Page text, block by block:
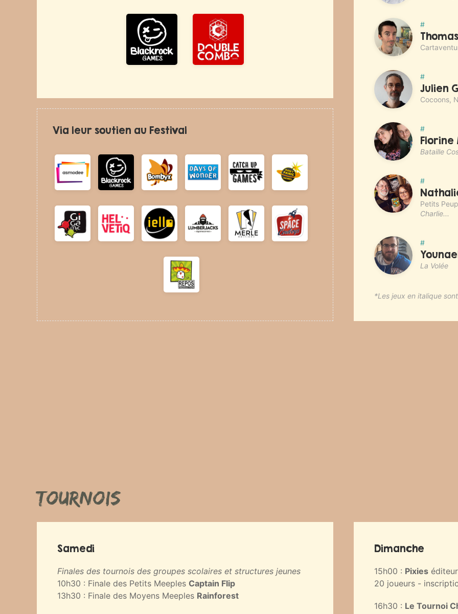
Via leur soutien au Festival
#
#
Julien
Cocoons,
#
Bataille
#
Petits
Charlie...
#
La Volée
*Les jeux en italique
Tournois
Samedi
Finales des tournois des groupes scolaires et structures jeunes
10h30 : Finale des Petits Meeples Captain Flip
13h30 : Finale des Moyens Meeples Rainforest
Dimanche
15h00 : Pixies
20 joueurs -
16h30 : Le Tournoi